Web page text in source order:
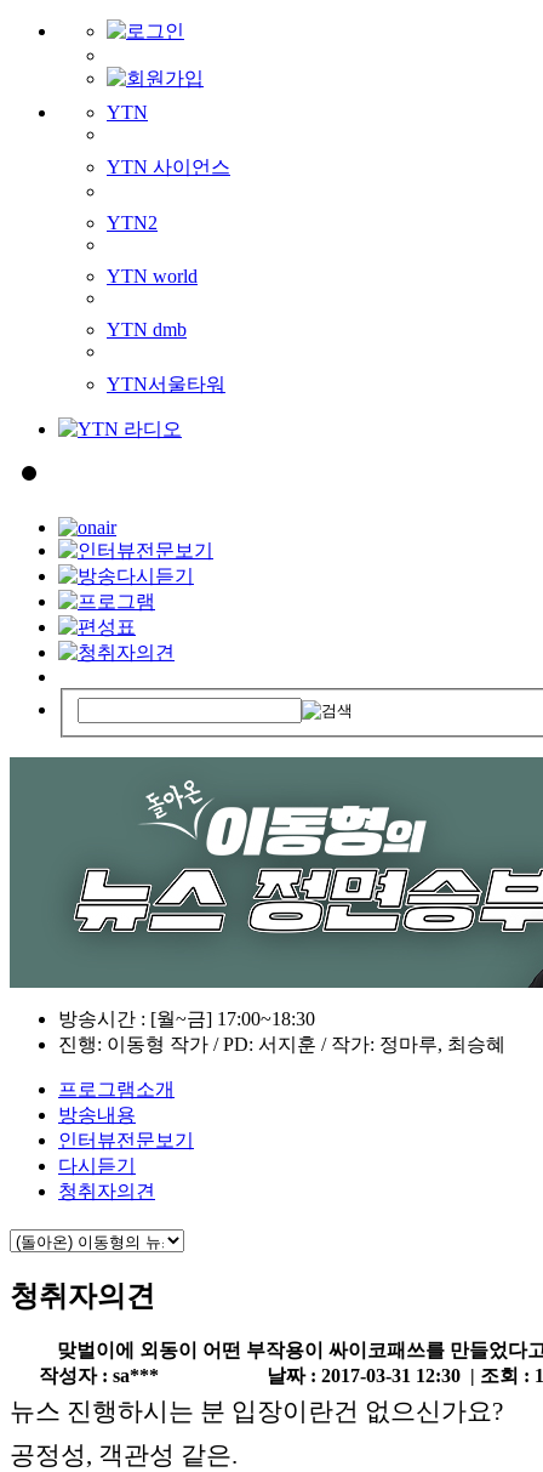
YTN
YTN 사이언스
YTN2
YTN world
YTN dmb
YTN서울타워
방송시간 : [월~금] 17:00~18:30
진행: 이동형 작가 / PD: 서지훈 / 작가: 정마루, 최승혜
프로그램소개
방송내용
인터뷰전문보기
다시듣기
청취자의견
청취자의견
맞벌이에 외동이 어떤 부작용이 싸이코패쓰를 만들었다
작성자 : sa***
날짜 : 2017-03-31 12:30 | 조회 :
뉴스 진행하시는 분 입장이란건 없으신가요?
공정성, 객관성 같은.